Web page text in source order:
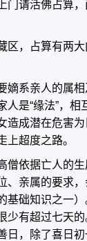
门请活佛占算
区，占算有两
嫡系亲人的属
人是“缘法”，
造成潜在危害
上超度之路。
僧依据亡人的
、亲属的要求
基础知识之一
少有超过七天
日，除了喜日